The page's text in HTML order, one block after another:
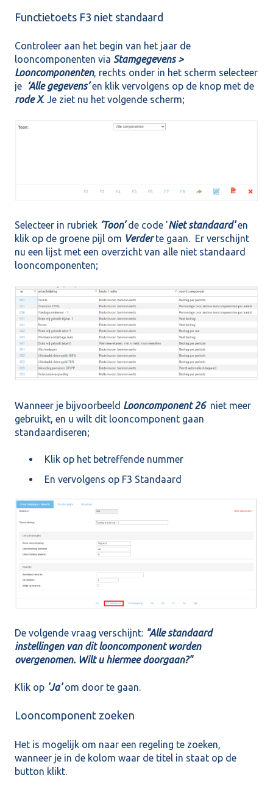
Functietoets F3 niet standaard
Controleer aan het begin van het jaar de
looncomponenten via Stamgegevens >
Looncomponenten, rechts onder in het scherm selecteer
je
‘Alle gegevens’en klik vervolgens op de knop met de
rode X. Je ziet nu het volgende scherm;
Selecteer in rubriek ‘Toon’de code 'Niet standaard'en
klik op de groene pijl om Verderte gaan. Er verschijnt
nu een lijst met een overzicht van alle niet standaard
looncomponenten;
Wanneer je bijvoorbeeld Looncomponent 26niet meer
gebruikt, en u wilt dit looncomponent gaan
standaardiseren;
Klik op het betreffende nummer
En vervolgens op F3 Standaard
De volgende vraag verschijnt: "Alle standaard
instellingen van dit looncomponent worden
overgenomen. Wilt u hiermee doorgaan?"
Klik op 'Ja'om door te gaan.
Looncomponent zoeken
Het is mogelijk om naar een regeling te zoeken,
wanneer je in de kolom waar de titel in staat op de
button klikt.